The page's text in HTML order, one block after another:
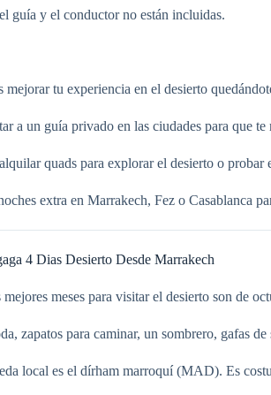
guía y el conductor no están incluidas.
mejorar tu experiencia en el desierto
a un guía privado en las ciudades para que te
quads para explorar el desierto o probar
extra en Marrakech, Fez o Casablanca
4 Dias Desierto Desde Marrakech
meses para visitar el desierto son de
zapatos para caminar, un sombrero, gafas
local es el dírham marroquí (MAD). Es